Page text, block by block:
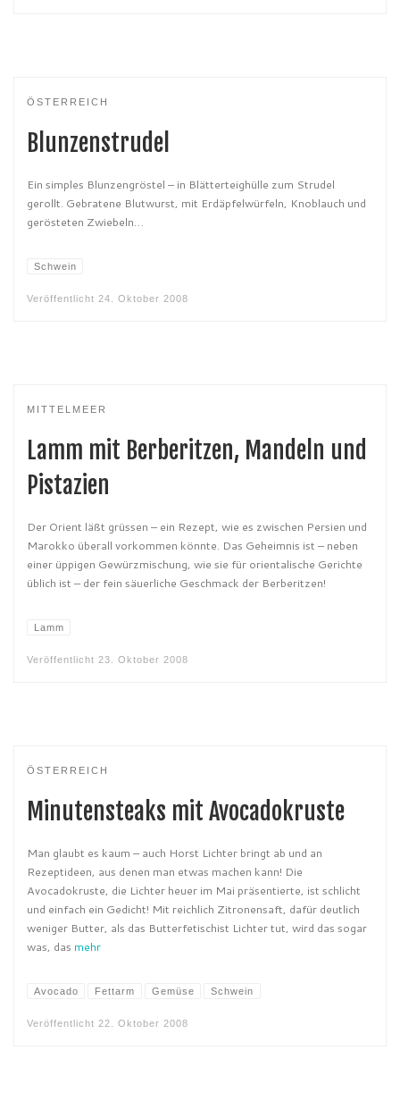
ÖSTERREICH
Blunzenstrudel
Ein simples Blunzengröstel – in Blätterteighülle zum Strudel
gerollt. Gebratene Blutwurst, mit Erdäpfelwürfeln, Knoblauch und
gerösteten Zwiebeln…
Schwein
Veröffentlicht 24. Oktober 2008
MITTELMEER
Lamm mit Berberitzen, Mandeln und
Pistazien
Der Orient läßt grüssen – ein Rezept, wie es zwischen Persien und
Marokko überall vorkommen könnte. Das Geheimnis ist – neben
einer üppigen Gewürzmischung, wie sie für orientalische Gerichte
üblich ist – der fein säuerliche Geschmack der Berberitzen!
Lamm
Veröffentlicht 23. Oktober 2008
ÖSTERREICH
Minutensteaks mit Avocadokruste
Man glaubt es kaum – auch Horst Lichter bringt ab und an
Rezeptideen, aus denen man etwas machen kann! Die
Avocadokruste, die Lichter heuer im Mai präsentierte, ist schlicht
und einfach ein Gedicht! Mit reichlich Zitronensaft, dafür deutlich
weniger Butter, als das Butterfetischist Lichter tut, wird das sogar
was, das mehr
Avocado Fettarm Gemüse Schwein
Veröffentlicht 22. Oktober 2008